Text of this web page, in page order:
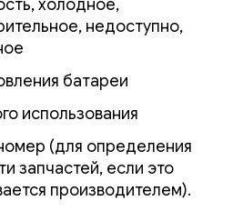
холодное,
недоступно,
батареи
использования
(для определения
запчастей, если это
производителем).